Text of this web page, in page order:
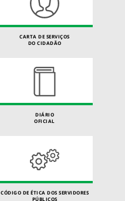
CARTA DE SERVIÇOS
DO CIDADÃO
DIÁRIO
OFICIAL
CÓDIGO DE ÉTICA DOS SERVIDORES
PÚBLICOS